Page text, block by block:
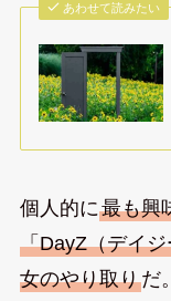
あわせて読みたい
個人的に最も興
「DayZ（デイ
女のやり取りだ